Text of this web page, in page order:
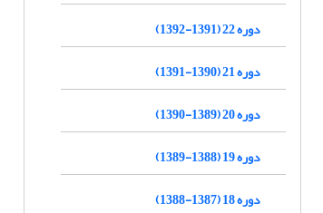
دوره 22 (1391-1392)
دوره 21 (1390-1391)
دوره 20 (1389-1390)
دوره 19 (1388-1389)
دوره 18 (1387-1388)